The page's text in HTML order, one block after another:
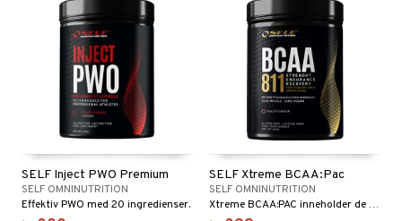
SELF Inject PWO Premium
SELF OMNINUTRITION
Effektiv PWO med 20 ingredienser.
SELF Xtreme BCAA:Pac
SELF OMNINUTRITION
Xtreme BCAA:PAC inneholder de forgrenede aminosyrene Leucin, Valin og Isoleucin i en perfekt balanse.